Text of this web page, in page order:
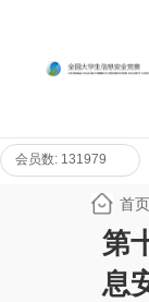
会员数: 131979
首页
第
息